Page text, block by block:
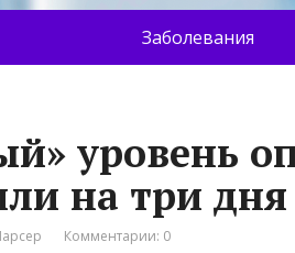
Заболевания
уровень
на три
Комментарии: 0